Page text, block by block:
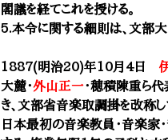
閣議を経てこれを授ける。
5.本令に関する細則は、文部大
1887(明治20)年10月4日
大麓・外山正一・穂積陳重ら
き、文部省音楽取調掛を改称し
日本最初の音楽教員・音楽家